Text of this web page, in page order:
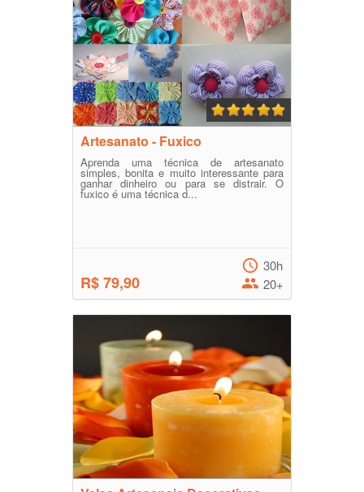
Artesanato - Fuxico
Aprenda uma técnica de artesanato
simples, bonita e muito interessante para
ganhar dinheiro ou para se distrair. O
fuxico é uma técnica d...
R$ 79,90
30h
20+